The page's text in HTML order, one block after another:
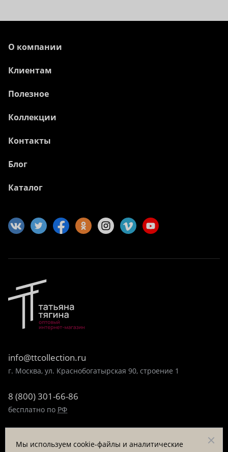
О компании
Клиентам
Полезное
Коллекции
Контакты
Блог
Каталог
info@ttcollection.ru
г. Москва, ул. Краснобогатырская 90, строение 1
8 (800) 301-66-86
бесплатно по РФ
пн-пт 9:00-17:00
Мы используем cookie-файлы и аналитические